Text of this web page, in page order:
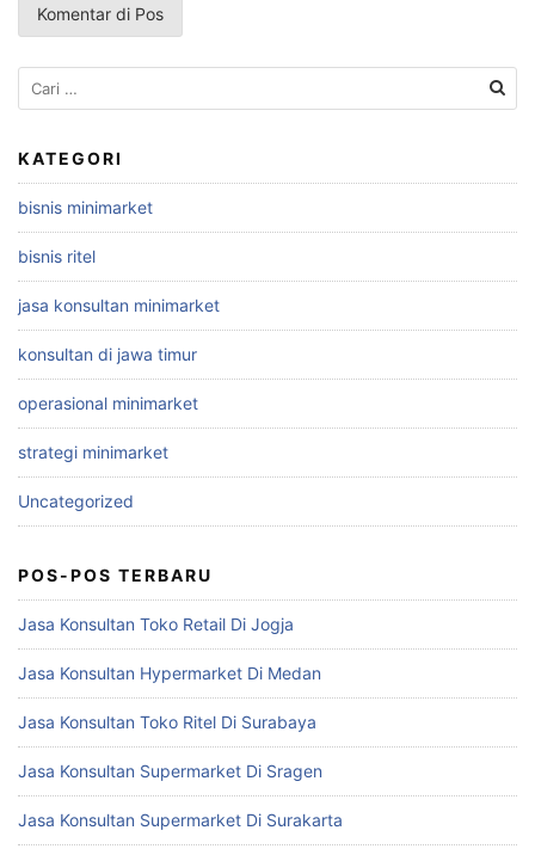
Cari
untuk:
KATEGORI
bisnis minimarket
bisnis ritel
jasa konsultan minimarket
konsultan di jawa timur
operasional minimarket
strategi minimarket
Uncategorized
POS-POS TERBARU
Jasa Konsultan Toko Retail Di Jogja
Jasa Konsultan Hypermarket Di Medan
Jasa Konsultan Toko Ritel Di Surabaya
Jasa Konsultan Supermarket Di Sragen
Jasa Konsultan Supermarket Di Surakarta